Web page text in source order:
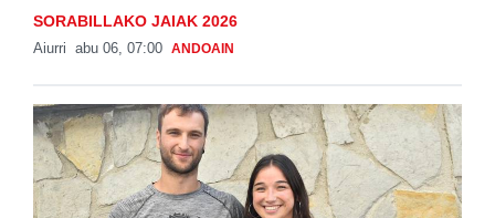
SORABILLAKO JAIAK 2026
Aiurri abu 06, 07:00 ANDOAIN